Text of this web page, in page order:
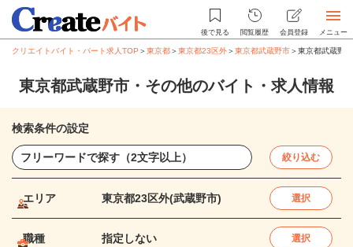
後で見る 閲覧履歴 会員登録 メニュー
クリエイトバイト・パート求人TOP ＞東京都＞東京都23区外＞東京都武蔵野市＞東京都武蔵野
東京都武蔵野市・その他のバイト・求人情報
検索条件の設定
絞り込む
エリア 東京都23区外(武蔵野市) 選択
職種 指定しない 選択